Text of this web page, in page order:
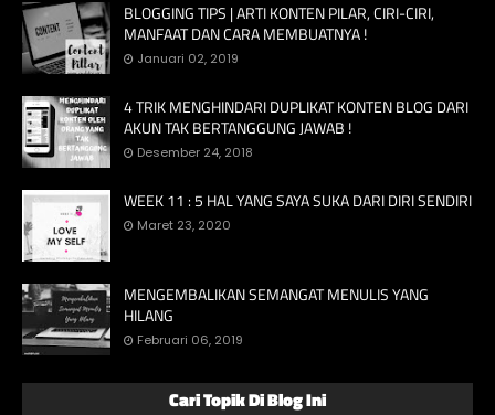
BLOGGING TIPS | ARTI KONTEN PILAR, CIRI-CIRI,
MANFAAT DAN CARA MEMBUATNYA !
Januari 02, 2019
4 TRIK MENGHINDARI DUPLIKAT KONTEN BLOG DARI
AKUN TAK BERTANGGUNG JAWAB !
Desember 24, 2018
WEEK 11 : 5 HAL YANG SAYA SUKA DARI DIRI SENDIRI
Maret 23, 2020
MENGEMBALIKAN SEMANGAT MENULIS YANG
HILANG
Februari 06, 2019
Cari Topik Di Blog Ini